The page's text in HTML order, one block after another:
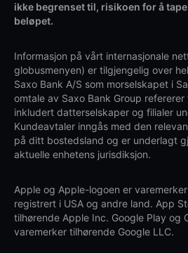
ikke begrenset til, risikoen for å
beløpet.
Informasjon på vårt internasjonale
globusmenyen) er tilgjengelig over
Saxo Bank A/S som morselskapet i
omtale av Saxo Bank Group refererer
inkludert datterselskaper og filialer
Kundeavtaler inngås med den
på ditt bostedsland og er underlagt
aktuelle enhetens jurisdiksjon.
Apple og Apple-logoen er
registrert i USA og andre land. App
tilhørende Apple Inc. Google Play og
varemerker tilhørende Google LLC.